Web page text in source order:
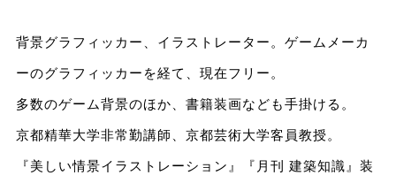
背景グラフィッカー、イラストレーター。ゲームメーカ
ーのグラフィッカーを経て、現在フリー。
多数のゲーム背景のほか、書籍装画なども手掛ける。
京都精華大学非常勤講師、京都芸術大学客員教授。
『美しい情景イラストレーション』『月刊 建築知識』装